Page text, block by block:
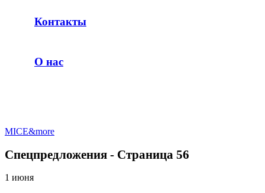
Контакты
О нас
MICE&more
Спецпредложения - Страница 56
1 июня